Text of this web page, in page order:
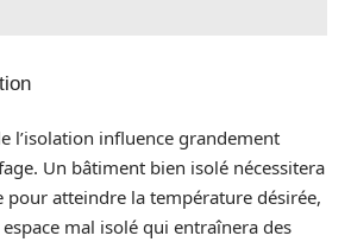
l’isolation influence grandement
Un bâtiment bien isolé nécessitera
pour atteindre la température désirée,
mal isolé qui entraînera des